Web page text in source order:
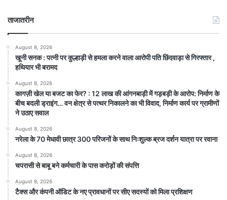
ताजातरीन
August 8, 2026
खूनी सनक : पत्नी पर कुल्हाड़ी से हमला करने वाला आरोपी पति छिंदवाड़ा से गिरफ्तार ,
हथियार भी बरामद
August 8, 2026
कागज़ी खेल या बजट का फेर? : 12 लाख की आंगनबाड़ी में गड़बड़ी के आरोप: निर्माण के
बीच बदली ड्राइंग… वन क्षेत्र से पत्थर निकालने का भी विवाद, निर्माण कार्य पर ग्रामीणों
ने उठाए सवाल
August 8, 2026
नरेला के 70 मेधावी छात्र 300 परिजनों के साथ निःशुल्क ब्रज दर्शन यात्रा पर रवाना
August 8, 2026
चपरासी से बाबू बने कर्मचारी के पास करोड़ों की संपत्ति
August 8, 2026
टैक्स और कंपनी ऑडिट के नए प्रावधानों पर सीए सदस्यों को मिला प्रशिक्षण